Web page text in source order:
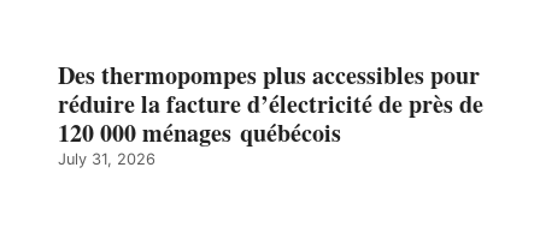
Des thermopompes plus accessibles pour
réduire la facture d’électricité de près de
120 000 ménages québécois
July 31, 2026